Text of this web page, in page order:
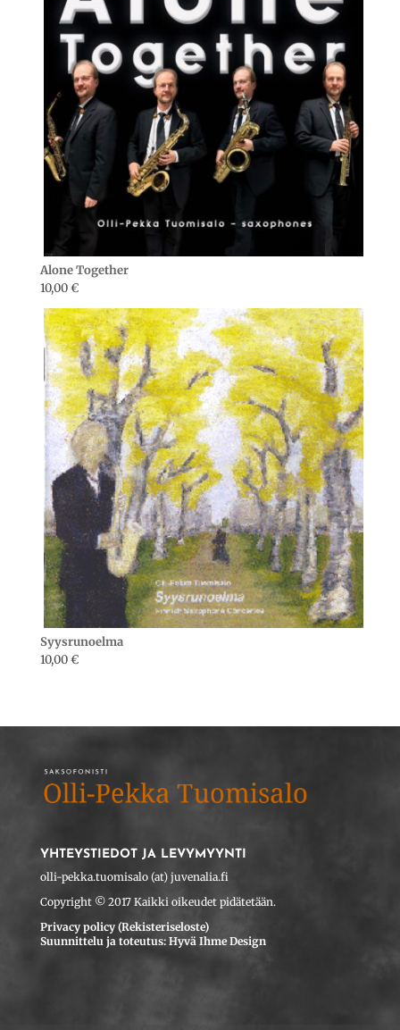
Alone Together
10,00€
Syysrunoelma
10,00€
YHTEYSTIEDOT JA LEVYMYYNTI
olli-pekka.tuomisalo (at) juvenalia.fi
Copyright © 2017 Kaikki oikeudet pidätetään.
Privacy policy (Rekisteriseloste)
Suunnittelu ja toteutus: Hyvä Ihme Design